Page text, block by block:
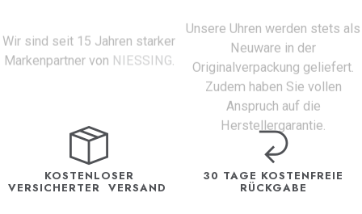
Wir sind seit 15 Jahren starker
Markenpartner von NIESSING.
Unsere Uhren werden stets als
Neuware in der
Originalverpackung geliefert.
Zudem haben Sie vollen
Anspruch auf die
Herstellergarantie.
KOSTENLOSER
VERSICHERTER VERSAND
30 TAGE KOSTENFREIE
RÜCKGABE